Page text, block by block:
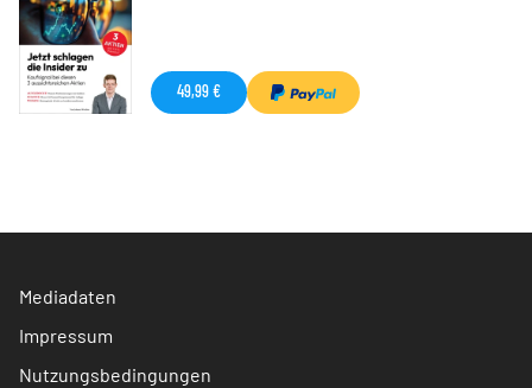
49,99 €
Mediadaten
Impressum
Nutzungsbedingungen